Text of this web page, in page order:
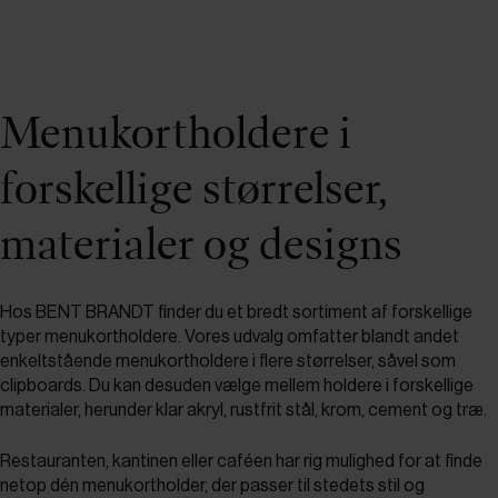
Menukortholdere i
forskellige størrelser,
materialer og designs
Hos BENT BRANDT finder du et bredt sortiment af forskellige
typer menukortholdere. Vores udvalg omfatter blandt andet
enkeltstående menukortholdere i flere størrelser, såvel som
clipboards. Du kan desuden vælge mellem holdere i forskellige
materialer, herunder klar akryl, rustfrit stål, krom, cement og træ.
Restauranten, kantinen eller caféen har rig mulighed for at finde
netop dén menukortholder, der passer til stedets stil og